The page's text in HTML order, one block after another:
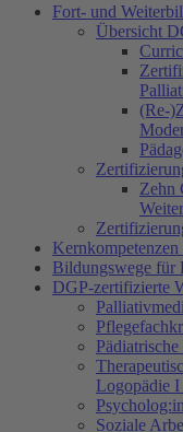
Fort- und
Übersicht
(Re-
Zehn
Bildungswege für
DGP-zertifizierte
Logopädie
Soziale